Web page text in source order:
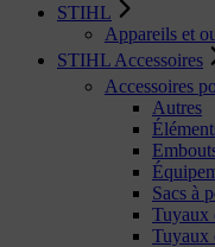
STIHL
Appareils et
STIHL Accessoires
Accessoires
Autres
Sacs à
Tuyaux
Tuyaux